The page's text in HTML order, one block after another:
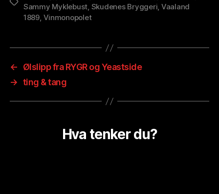
Sammy Myklebust, Skudenes Bryggeri, Vaaland
1889, Vinmonopolet
←
Ølslipp fra RYGR og Yeastside
→ ting & tang
Hva tenker du?